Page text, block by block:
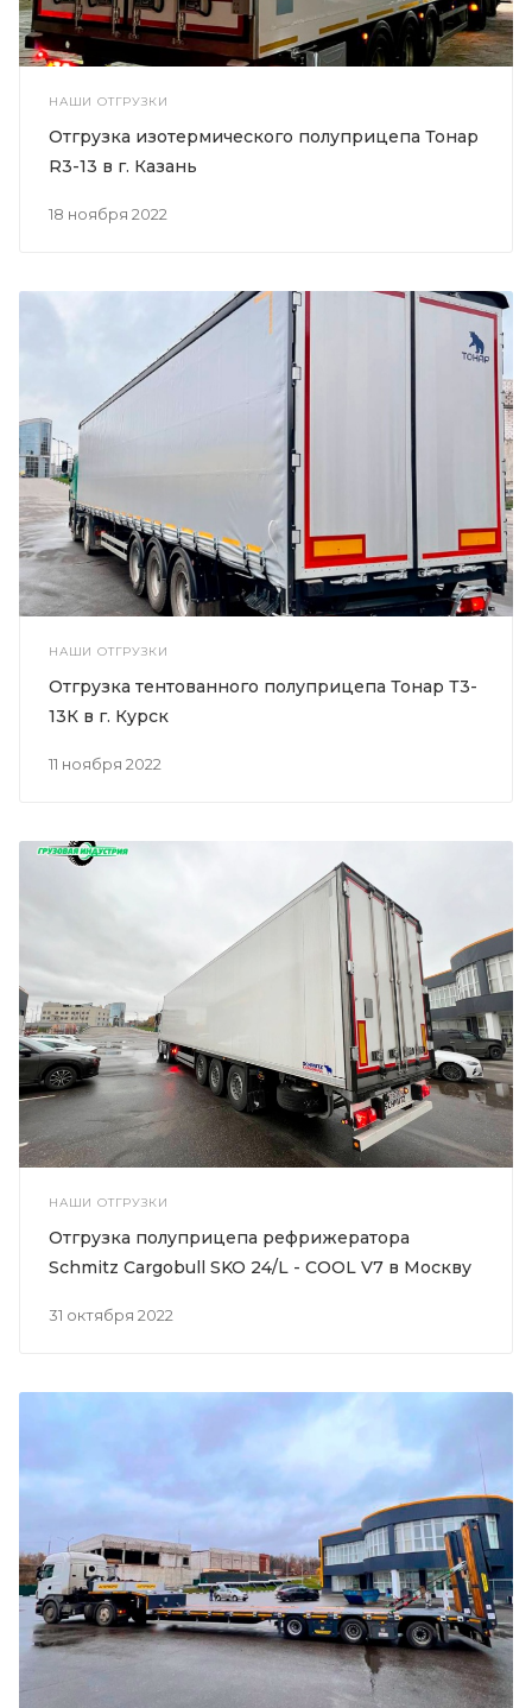
НАШИ ОТГРУЗКИ
18 ноября 2022
Отгрузка изотермического полуприцепа Тонар
R3-13 в г. Казань
НАШИ ОТГРУЗКИ
11 ноября 2022
Отгрузка тентованного полуприцепа Тонар Т3-
13К в г. Курск
НАШИ ОТГРУЗКИ
31 октября 2022
Отгрузка полуприцепа рефрижератора
Schmitz Cargobull SKO 24/L - COOL V7 в Москву